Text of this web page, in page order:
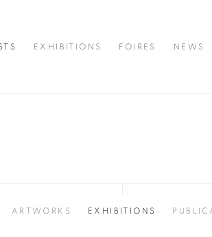
EXHIBITIONS FOIRES NEWS
ARTWORKS EXHIBITIONS